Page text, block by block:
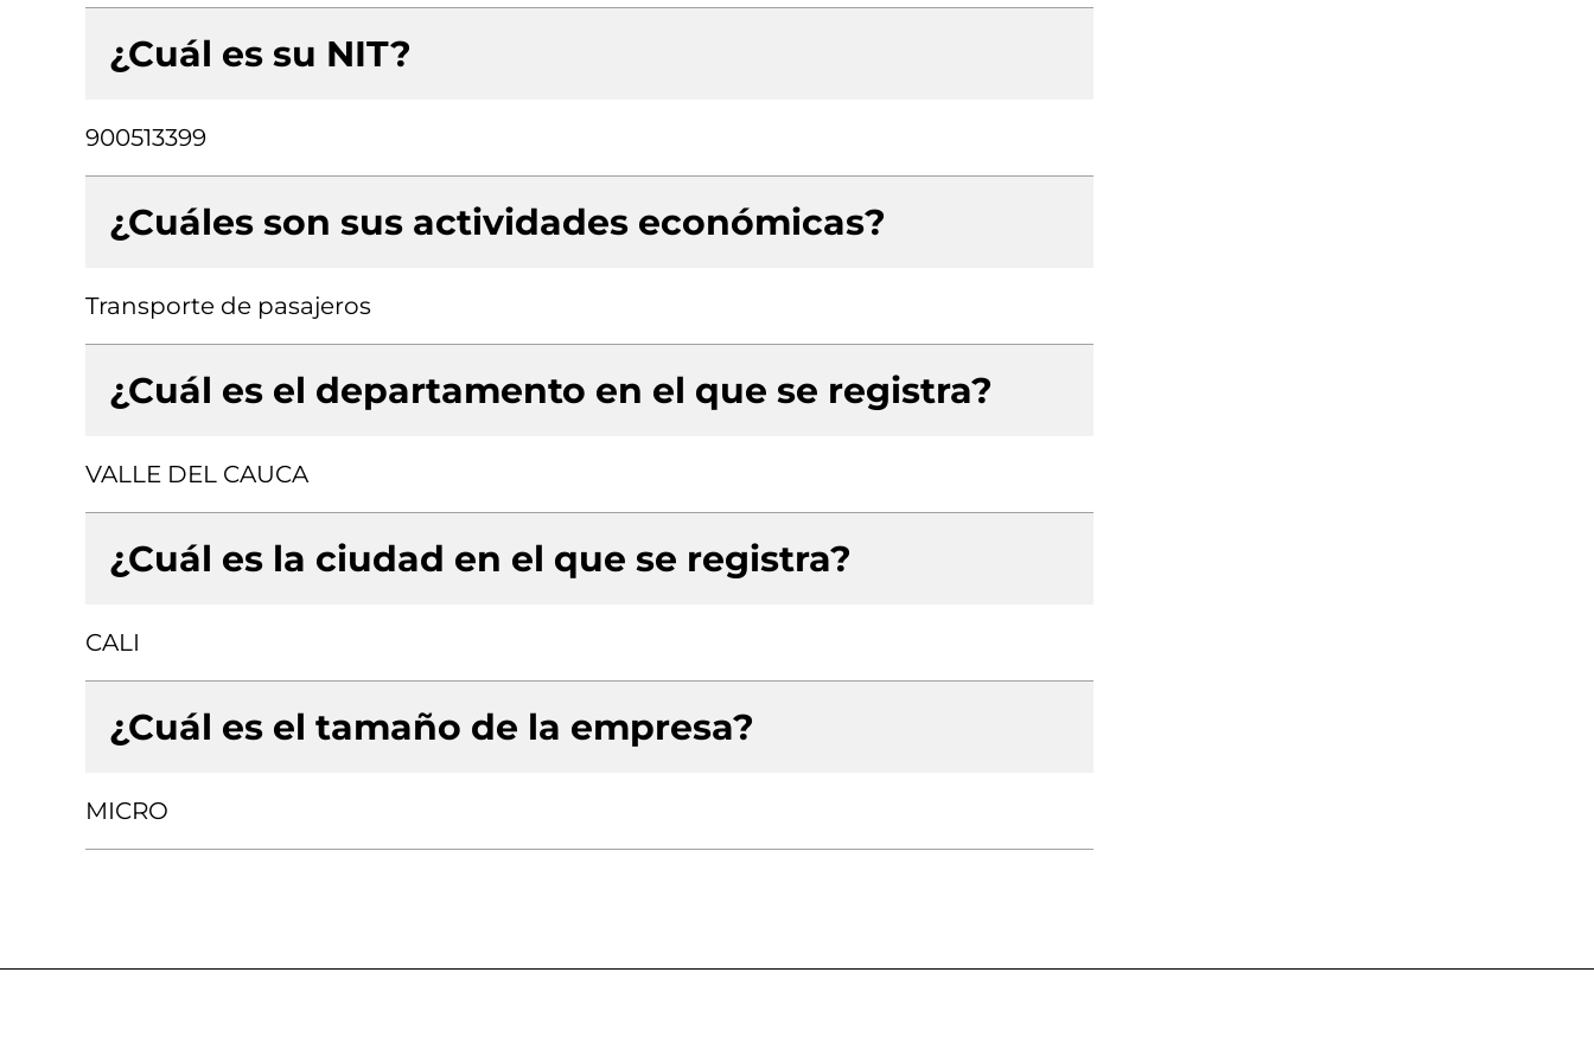
¿Cuál es su NIT?
900513399
¿Cuáles son sus actividades económicas?
Transporte de pasajeros
¿Cuál es el departamento en el que se registra?
VALLE DEL CAUCA
¿Cuál es la ciudad en el que se registra?
CALI
¿Cuál es el tamaño de la empresa?
MICRO